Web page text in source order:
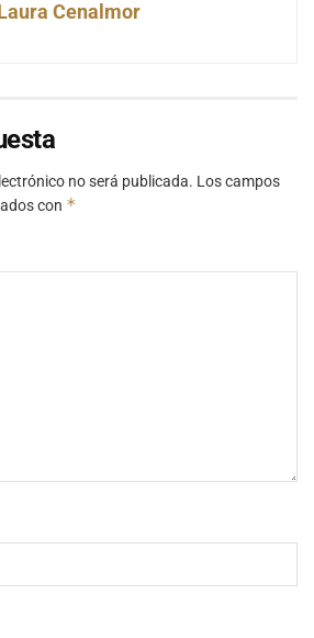
Cenalmor
no será publicada. Los campos
con *